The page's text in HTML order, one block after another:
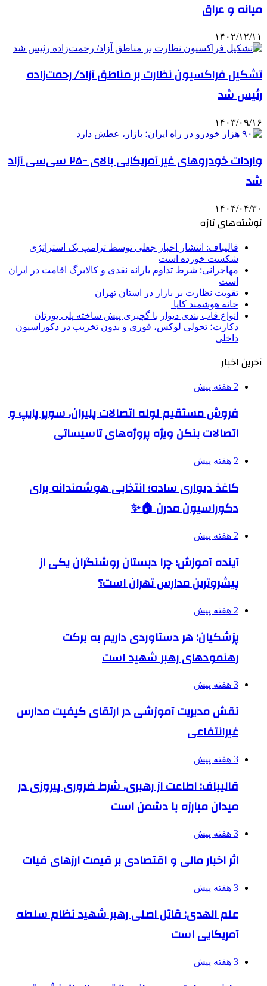
میانه و عراق
۱۴۰۲/۱۲/۱۱
تشکیل فراکسیون نظارت بر مناطق آزاد/ رحمت‌زاده
رئیس شد
۱۴۰۳/۰۹/۱۶
واردات خودروهای غیر آمریکایی بالای ۲۵۰۰ سی‌سی آزاد
شد
۱۴۰۴/۰۴/۳۰
نوشته‌های تازه
قالیباف: انتشار اخبار جعلی توسط ترامپ یک استراتژی
شکست خورده است
مهاجرانی: شرط تداوم یارانه نقدی و کالابرگ اقامت در ایران
است
تقویت نظارت بر بازار در استان تهران
خانه هوشمند کایا
انواع قاب بندی دیوار با گچبری پیش ساخته پلی یورتان
دکارت؛ تحولی لوکس، فوری و بدون تخریب در دکوراسیون
داخلی
آخرین اخبار
2 هفته پیش
فروش مستقیم لوله اتصالات پلیران، سوپر پایپ و
اتصالات بنکن ویژه پروژه‌های تاسیساتی
2 هفته پیش
کاغذ دیواری ساده؛ انتخابی هوشمندانه برای
دکوراسیون مدرن 🏠✨
2 هفته پیش
آینده آموزش؛ چرا دبستان روشنگران یکی از
پیشروترین مدارس تهران است؟
2 هفته پیش
پزشکیان: هر دستاوردی داریم به برکت
رهنمودهای رهبر شهید است
3 هفته پیش
نقش مدیریت آموزشی در ارتقای کیفیت مدارس
غیرانتفاعی
3 هفته پیش
قالیباف: اطاعت از رهبری، شرط ضروری پیروزی در
میدان مبارزه با دشمن است
3 هفته پیش
اثر اخبار مالی و اقتصادی بر قیمت ارزهای فیات
3 هفته پیش
علم الهدی: قاتل اصلی رهبر شهید نظام سلطه
آمریکایی است
3 هفته پیش